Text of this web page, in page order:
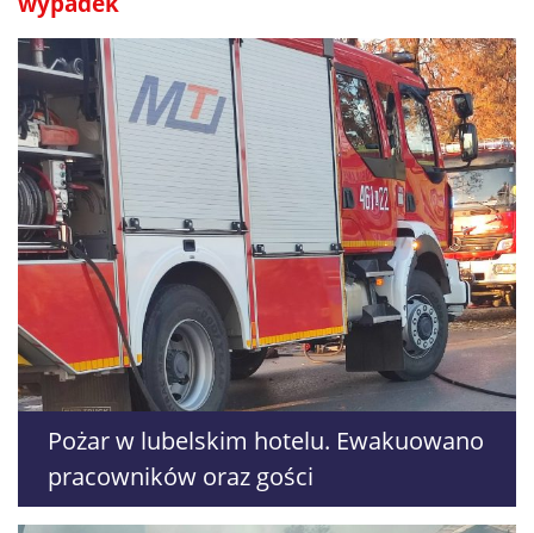
Pożar w lubelskim hotelu. Ewakuowano
pracowników oraz gości